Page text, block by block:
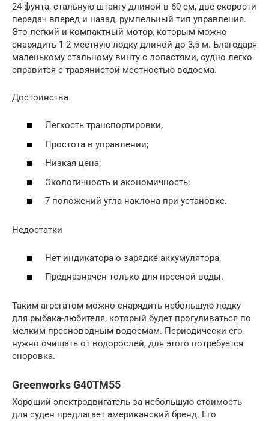
24 фунта, стальную штангу длиной в 60 см, две скорости
передач вперед и назад, румпельный тип управления.
Это легкий и компактный мотор, которым можно
снарядить 1-2 местную лодку длиной до 3,5 м. Благодаря
маленькому стальному винту с лопастями, судно легко
справится с травянистой местностью водоема.
Достоинства
Легкость транспортировки;
Простота в управлении;
Низкая цена;
Экологичность и экономичность;
7 положений угла наклона при установке.
Недостатки
Нет индикатора о зарядке аккумулятора;
Предназначен только для пресной воды.
Таким агрегатом можно снарядить небольшую лодку
для рыбака-любителя, который будет прогуливаться по
мелким пресноводным водоемам. Периодически его
нужно очищать от водорослей, для этого потребуется
сноровка.
Greenworks G40TM55
Хороший электродвигатель за небольшую стоимость
для суден предлагает американский бренд. Его